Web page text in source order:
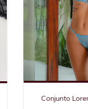
Conjunto